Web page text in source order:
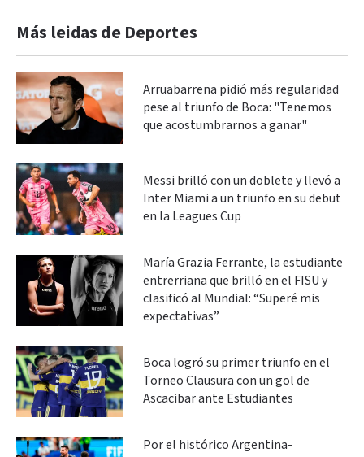
Más leidas de Deportes
Arruabarrena pidió más regularidad
pese al triunfo de Boca: "Tenemos
que acostumbrarnos a ganar"
Messi brilló con un doblete y llevó a
Inter Miami a un triunfo en su debut
en la Leagues Cup
María Grazia Ferrante, la estudiante
entrerriana que brilló en el FISU y
clasificó al Mundial: “Superé mis
expectativas”
Boca logró su primer triunfo en el
Torneo Clausura con un gol de
Ascacibar ante Estudiantes
Por el histórico Argentina-